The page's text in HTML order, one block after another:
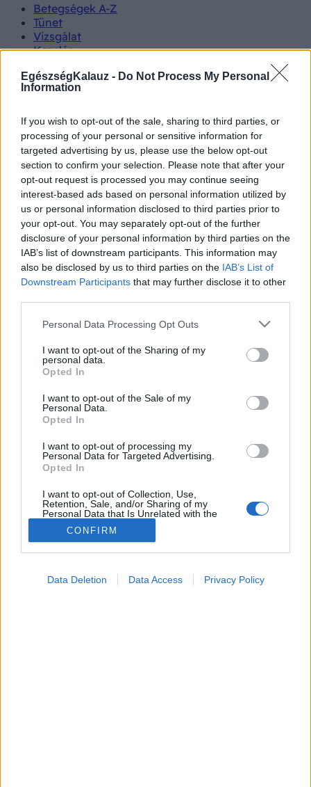
EgészségKalauz - Do Not Process My Personal
Information
If you wish to opt-out of the sale, sharing to third parties, or
processing of your personal or sensitive information for
targeted advertising by us, please use the below opt-out
section to confirm your selection. Please note that after your
opt-out request is processed you may continue seeing
interest-based ads based on personal information utilized by
us or personal information disclosed to third parties prior to
your opt-out. You may separately opt-out of the further
disclosure of your personal information by third parties on the
IAB’s list of downstream participants. This information may
also be disclosed by us to third parties on the IAB’s List of
Downstream Participants that may further disclose it to other
Please note that this website/app uses one or more Google
not limited to your visit or usage behaviour. You may click to
grant or deny consent to Google and its third-party tags to
use your data for below specified purposes in below Google
consent section.
Personal Data Processing Opt Outs
I want to opt-out of the Sharing of my
personal data.
Opted In
I want to opt-out of the Sale of my
Personal Data.
Opted In
I want to opt-out of processing my
Personal Data for Targeted Advertising.
Opted In
I want to opt-out of Collection, Use,
Retention, Sale, and/or Sharing of my
Personal Data that Is Unrelated with the
Purposes for which it was collected.
Opted Out
CONFIRM
Data Deletion Data Access Privacy Policy
Betegségek A-Z
Tünet
Vizsgálat
Kezelés
Kutatás
Prevenció
Videók
Kisállatok egészsége
#allergia #influenza#cukorbetegség
#orvosmeteorológia#vérnyomás #stroke#rákbetegség
#pajzsmirigy#reflux#ekcéma#herpesz
Regisztráció
Prosztatarák
Prosztatarák